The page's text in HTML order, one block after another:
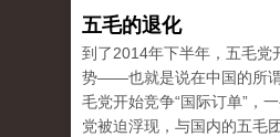
五毛的退化
到了2014年下半年，五毛党
势——也就是说在中国的所
毛党开始竞争“国际订单”，
党被迫浮现，与国内的五毛